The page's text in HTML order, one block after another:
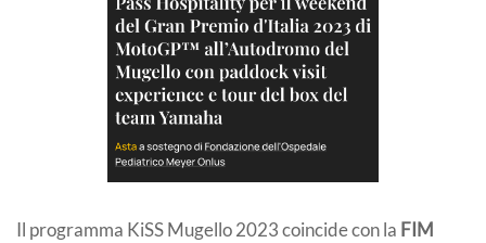
Il programma KiSS Mugello 2023 coincide con la FIM